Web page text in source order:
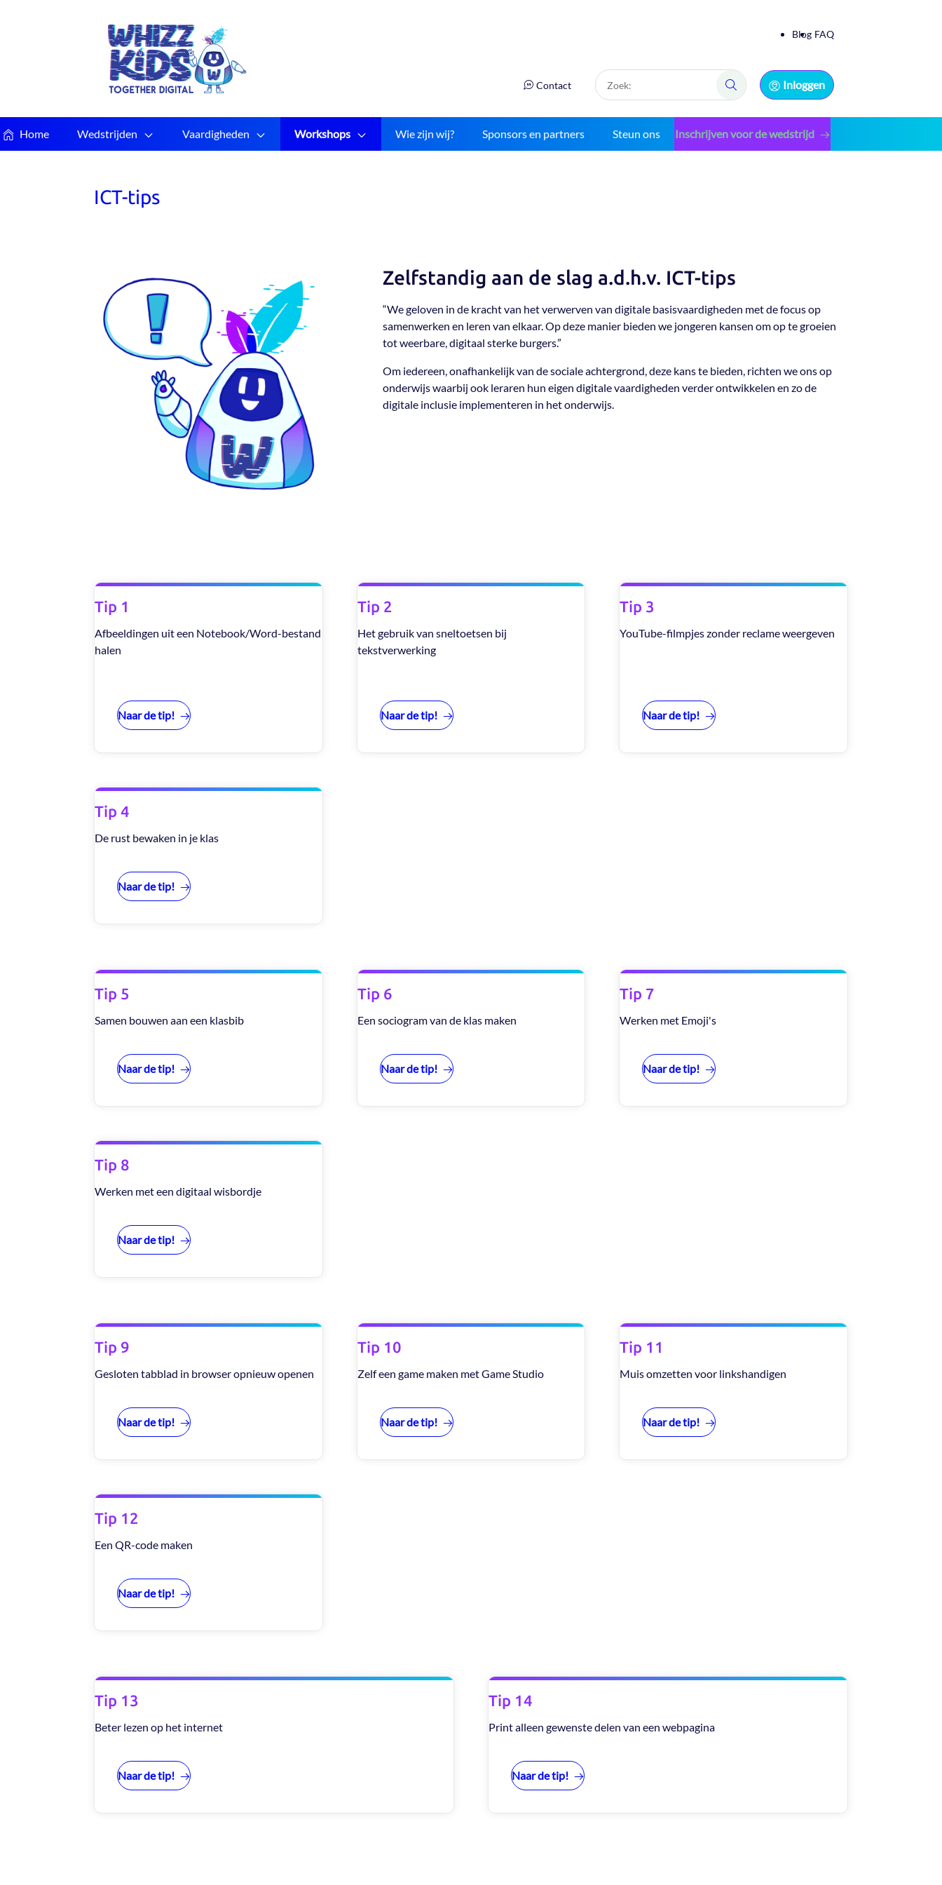
Blog FAQ
Contact
Zoek:
Zoek:
Inloggen
Home Wedstrijden Vaardigheden Workshops Wie zijn wij? Sponsors en partners Steun ons Inschrijven voor de wedstrijd
ICT-tips
Zelfstandig aan de slag a.d.h.v. ICT-tips
“We geloven in de kracht van het verwerven van digitale basisvaardigheden met de focus op
samenwerken en leren van elkaar. Op deze manier bieden we jongeren kansen om op te groeien
tot weerbare, digitaal sterke burgers.”
Om iedereen, onafhankelijk van de sociale achtergrond, deze kans te bieden, richten we ons op
onderwijs waarbij ook leraren hun eigen digitale vaardigheden verder ontwikkelen en zo de
digitale inclusie implementeren in het onderwijs.
Tip 1
Afbeeldingen uit een Notebook/Word-bestand
halen
Naar de tip!
Tip 2
Het gebruik van sneltoetsen bij
tekstverwerking
Naar de tip!
Tip 3
YouTube-filmpjes zonder reclame weergeven
Naar de tip!
Tip 4
De rust bewaken in je klas
Naar de tip!
Tip 5
Samen bouwen aan een klasbib
Naar de tip!
Tip 6
Een sociogram van de klas maken
Naar de tip!
Tip 7
Werken met Emoji's
Naar de tip!
Tip 8
Werken met een digitaal wisbordje
Naar de tip!
Tip 9
Gesloten tabblad in browser opnieuw openen
Naar de tip!
Tip 10
Zelf een game maken met Game Studio
Naar de tip!
Tip 11
Muis omzetten voor linkshandigen
Naar de tip!
Tip 12
Een QR-code maken
Naar de tip!
Tip 13
Beter lezen op het internet
Naar de tip!
Tip 14
Print alleen gewenste delen van een webpagina
Naar de tip!